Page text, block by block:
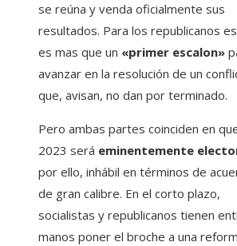
se reúna y venda oficialmente sus
resultados. Para los republicanos
es mas que un «primer escalon»
avanzar en la resolución de un
que, avisan, no dan por terminado.
Pero ambas partes coinciden en
2023 será eminentemente
por ello, inhábil en términos de
de gran calibre. En el corto plazo,
socialistas y republicanos tienen
manos poner el broche a una